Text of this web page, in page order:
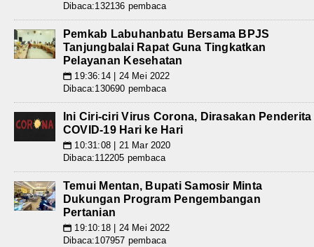
Dibaca:132136 pembaca
Pemkab Labuhanbatu Bersama BPJS
Tanjungbalai Rapat Guna Tingkatkan
Pelayanan Kesehatan
📅 19:36:14 | 24 Mei 2022
Dibaca:130690 pembaca
Ini Ciri-ciri Virus Corona, Dirasakan Penderita
COVID-19 Hari ke Hari
📅 10:31:08 | 21 Mar 2020
Dibaca:112205 pembaca
Temui Mentan, Bupati Samosir Minta
Dukungan Program Pengembangan
Pertanian
📅 19:10:18 | 24 Mei 2022
Dibaca:107957 pembaca